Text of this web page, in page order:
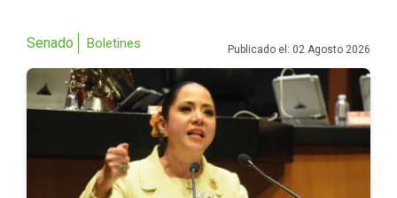
Senado Boletines Publicado el: 02 Agosto 2026